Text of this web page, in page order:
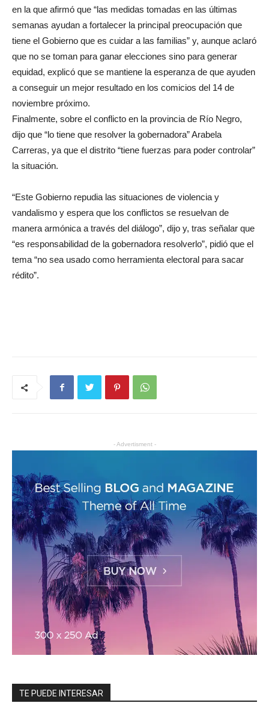
en la que afirmó que “las medidas tomadas en las últimas
semanas ayudan a fortalecer la principal preocupación que
tiene el Gobierno que es cuidar a las familias” y, aunque aclaró
que no se toman para ganar elecciones sino para generar
equidad, explicó que se mantiene la esperanza de que ayuden
a conseguir un mejor resultado en los comicios del 14 de
noviembre próximo.
Finalmente, sobre el conflicto en la provincia de Río Negro,
dijo que “lo tiene que resolver la gobernadora” Arabela
Carreras, ya que el distrito “tiene fuerzas para poder controlar”
la situación.
“Este Gobierno repudia las situaciones de violencia y
vandalismo y espera que los conflictos se resuelvan de
manera armónica a través del diálogo”, dijo y, tras señalar que
“es responsabilidad de la gobernadora resolverlo”, pidió que el
tema “no sea usado como herramienta electoral para sacar
rédito”.
- Advertisment -
TE PUEDE INTERESAR